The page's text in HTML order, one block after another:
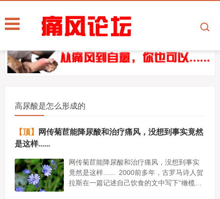
高尿酸是怎么形成的
【顶】
网传菊苣能降尿酸和治疗痛风，没想到事实竟然
是这样......
网传菊苣能降尿酸和治疗痛风，没想到事实
竟然是这样...... 2000前多年，古罗马诗人贺
拉斯在一篇记述自己饮食的文中写下“橄榄、